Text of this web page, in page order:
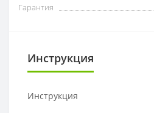
Гарантия
Инструкция
Инструкция